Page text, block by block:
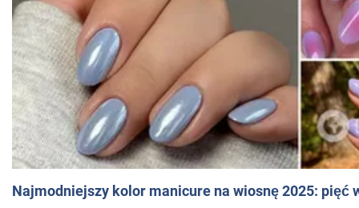
Najmodniejszy kolor manicure na wiosnę 2025: pięć